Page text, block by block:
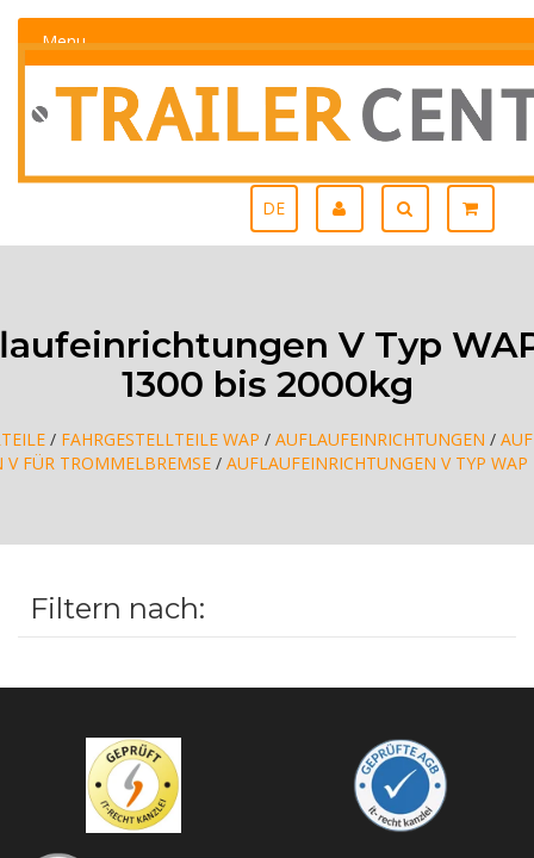
Menu
DE
V Typ
1300 bis 2000kg
/ FAHRGESTELLTEILE WAP / AUFLAUFEINRICHTUNGEN /
FÜR TROMMELBREMSE / AUFLAUFEINRICHTUNGEN V TYP
Filtern nach: